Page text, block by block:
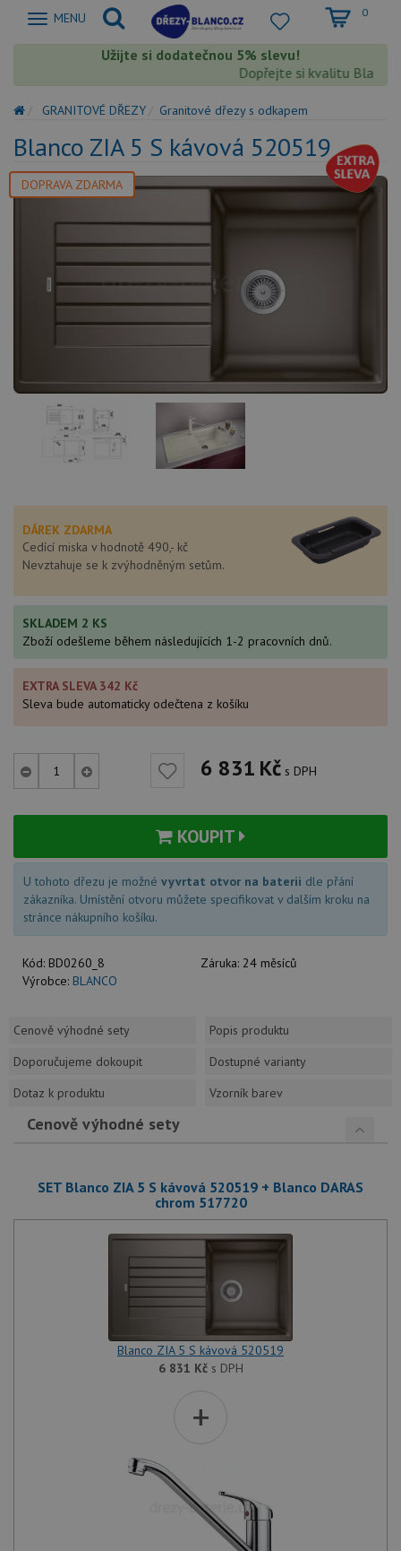
Zobrazit
MENU 0
Užijte si dodatečnou 5% slevu!
Dopřejte si kvalitu Blanco s
GRANITOVÉ DŘEZY Granitové dřezy s odkapem
Blanco ZIA 5 S kávová 520519
DOPRAVA ZDARMA
DÁREK ZDARMA
Cedící miska v hodnotě 490,- kč
Nevztahuje se k zvýhodněným setům.
SKLADEM 2 KS
Zboží odešleme během následujících 1-2 pracovních dnů.
EXTRA SLEVA 342 Kč
Sleva bude automaticky odečtena z košíku
6 831 Kč s DPH
KOUPIT
U tohoto dřezu je možné vyvrtat otvor na baterii dle přání
zákazníka. Umístění otvoru můžete specifikovat v dalším kroku na
stránce nákupního košíku.
Kód: BD0260_8 Záruka: 24 měsíců
Výrobce: BLANCO
Cenově výhodné sety
Popis produktu
Doporučujeme dokoupit
Dostupné varianty
Dotaz k produktu
Vzorník barev
Cenově výhodné sety
SET Blanco ZIA 5 S kávová 520519 + Blanco DARAS
chrom 517720
Blanco ZIA 5 S kávová 520519
6 831 Kčs DPH
+